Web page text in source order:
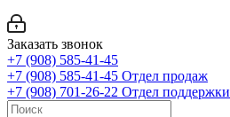
Заказать звонок
+7 (908) 585-41-45
+7 (908) 585-41-45 Отдел продаж
+7 (908) 701-26-22 Отдел поддержки